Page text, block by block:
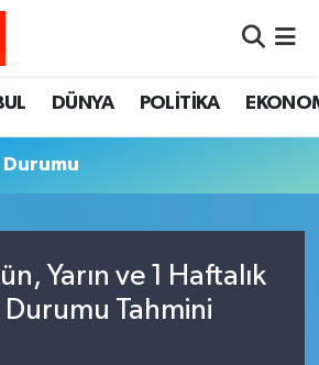
DÜNYA POLİTİKA
Durumu
Yarın ve 1 Haftalık
Durumu Tahmini
Durumu ve Fikstür